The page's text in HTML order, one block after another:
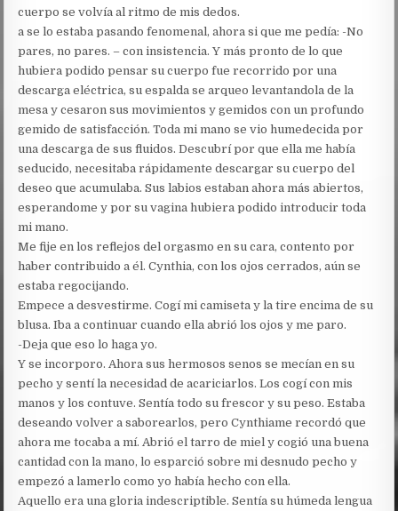
cuerpo se volvía al ritmo de mis dedos.
a se lo estaba pasando fenomenal, ahora si que me pedía: -No
pares, no pares. – con insistencia. Y más pronto de lo que
hubiera podido pensar su cuerpo fue recorrido por una
descarga eléctrica, su espalda se arqueo levantandola de la
mesa y cesaron sus movimientos y gemidos con un profundo
gemido de satisfacción. Toda mi mano se vio humedecida por
una descarga de sus fluidos. Descubrí por que ella me había
seducido, necesitaba rápidamente descargar su cuerpo del
deseo que acumulaba. Sus labios estaban ahora más abiertos,
esperandome y por su vagina hubiera podido introducir toda
mi mano.
Me fije en los reflejos del orgasmo en su cara, contento por
haber contribuido a él. Cynthia, con los ojos cerrados, aún se
estaba regocijando.
Empece a desvestirme. Cogí mi camiseta y la tire encima de su
blusa. Iba a continuar cuando ella abrió los ojos y me paro.
-Deja que eso lo haga yo.
Y se incorporo. Ahora sus hermosos senos se mecían en su
pecho y sentí la necesidad de acariciarlos. Los cogí con mis
manos y los contuve. Sentía todo su frescor y su peso. Estaba
deseando volver a saborearlos, pero Cynthiame recordó que
ahora me tocaba a mí. Abrió el tarro de miel y cogió una buena
cantidad con la mano, lo esparció sobre mi desnudo pecho y
empezó a lamerlo como yo había hecho con ella.
Aquello era una gloria indescriptible. Sentía su húmeda lengua